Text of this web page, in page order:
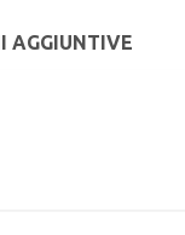
AGGIUNTIVE